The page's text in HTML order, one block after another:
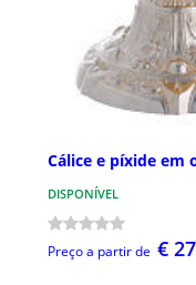
Cálice e píxide em
DISPONÍVEL
Preço a partir de €